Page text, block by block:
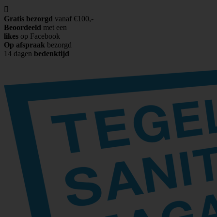

Gratis bezorgd vanaf €100,-
Beoordeeld met een
likes op Facebook
Op afspraak bezorgd
14 dagen bedenktijd